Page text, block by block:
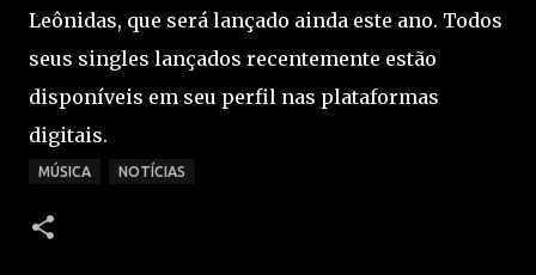
Leônidas, que será lançado ainda este ano. Todos
seus singles lançados recentemente estão
disponíveis em seu perfil nas plataformas
digitais.
MÚSICA NOTÍCIAS